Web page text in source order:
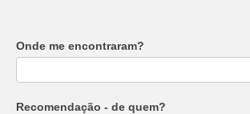
Questionário
Cerimónia
Onde me encontraram?
Recomendação - de quem?